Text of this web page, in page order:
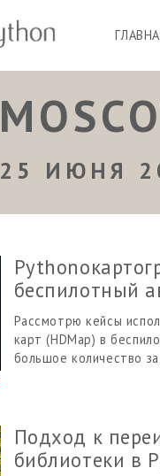
25 ИЮНЯ
беспилотный
Рассмотрю кейсы
карт (HDMap) в
большое количество
Подход к
библиотеки в